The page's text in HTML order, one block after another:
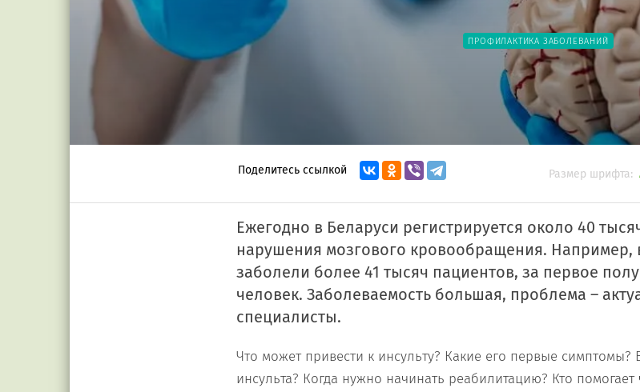
ПРОФИЛАКТИКА ЗАБОЛЕВАНИЙ
Поделитесь ссылкой Размер шрифта:
Ежегодно в Беларуси регистрируется около 40
нарушения мозгового кровообращения. Например,
заболели более 41 тысяч пациентов, за первое
человек. Заболеваемость большая, проблема –
специалисты.
Что может привести к инсульту? Какие его первые симптомы?
инсульта? Когда нужно начинать реабилитацию? Кто помогает